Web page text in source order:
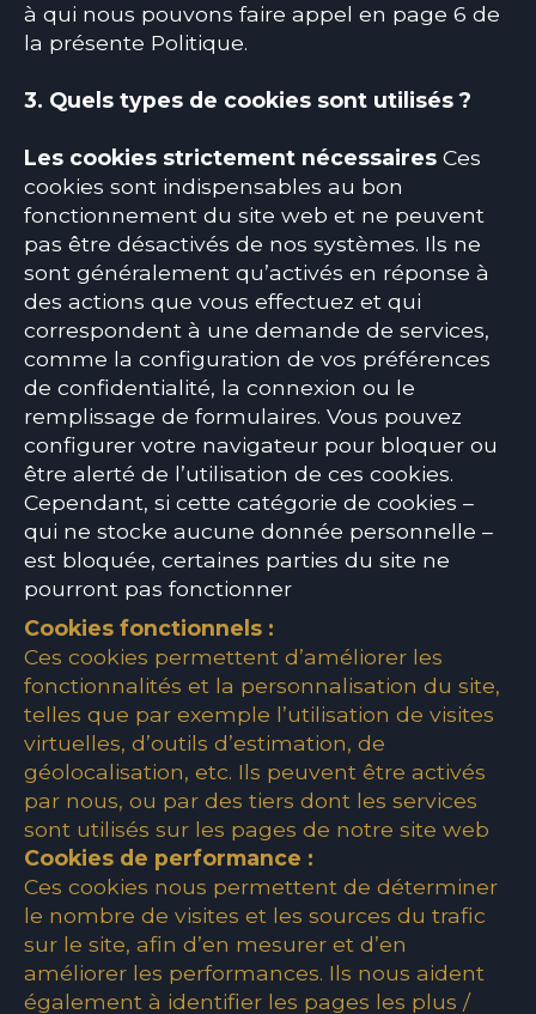
à qui nous pouvons faire appel en page 6 de
la présente Politique.
3. Quels types de cookies sont utilisés ?
Les cookies strictement nécessaires Ces
cookies sont indispensables au bon
fonctionnement du site web et ne peuvent
pas être désactivés de nos systèmes. Ils ne
sont généralement qu’activés en réponse à
des actions que vous effectuez et qui
correspondent à une demande de services,
comme la configuration de vos préférences
de confidentialité, la connexion ou le
remplissage de formulaires. Vous pouvez
configurer votre navigateur pour bloquer ou
être alerté de l’utilisation de ces cookies.
Cependant, si cette catégorie de cookies –
qui ne stocke aucune donnée personnelle –
est bloquée, certaines parties du site ne
pourront pas fonctionner
Cookies fonctionnels :
Ces cookies permettent d’améliorer les
fonctionnalités et la personnalisation du site,
telles que par exemple l’utilisation de visites
virtuelles, d’outils d’estimation, de
géolocalisation, etc. Ils peuvent être activés
par nous, ou par des tiers dont les services
sont utilisés sur les pages de notre site web
Cookies de performance :
Ces cookies nous permettent de déterminer
le nombre de visites et les sources du trafic
sur le site, afin d’en mesurer et d’en
améliorer les performances. Ils nous aident
également à identifier les pages les plus /